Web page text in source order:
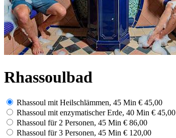
Rhassoulbad
Rhassoul mit Heilschlämmen, 45 Min € 45,00
Rhassoul mit enzymatischer Erde, 40 Min € 45,00
Rhassoul für 2 Personen, 45 Min € 86,00
Rhassoul für 3 Personen, 45 Min € 120,00